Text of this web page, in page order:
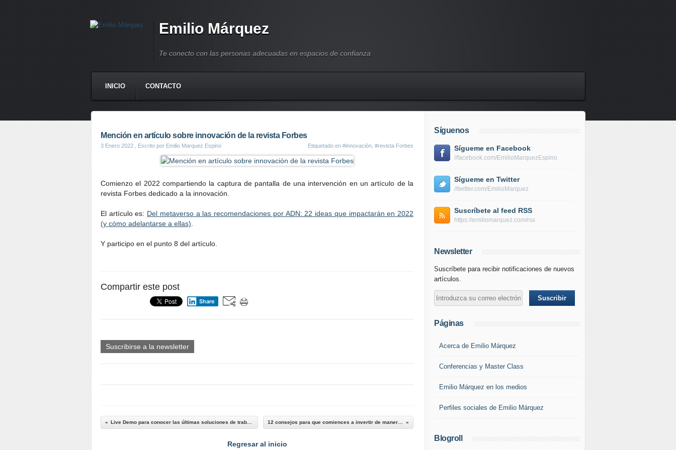
Emilio Márquez
Te conecto con las personas adecuadas en espacios de confianza
INICIO CONTACTO
Mención en artículo sobre innovación de la revista Forbes
3 Enero 2022 , Escrito por Emilio Marquez Espino Etiquetado en #innovación #revista Forbes
Comienzo el 2022 compartiendo la captura de pantalla de una intervención en un artículo de la
revista Forbes dedicado a la innovación.
El artículo es: Del metaverso a las recomendaciones por ADN: 22 ideas que impactarán en 2022
(y cómo adelantarse a ellas)
Y participo en el punto 8 del artículo.
Compartir este post
Share
Suscribirse a la newsletter
Regresar al inicio
Síguenos
Sígueme en Facebook
//facebook.com/EmilioMarquezEspino
Sígueme en Twitter
//twitter.com/EmilioMarquez
Suscríbete al feed RSS
https://emiliomarquez.com/rss
Newsletter
Suscríbete para recibir notificaciones de nuevos
artículos.
Páginas
Acerca de Emilio Márquez
Conferencias y Master Class
Emilio Márquez en los medios
Perfiles sociales de Emilio Márquez
Blogroll